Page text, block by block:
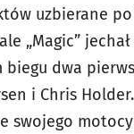
uzbierane
„Magic” jechał
biegu dwa
i Chris
swojego